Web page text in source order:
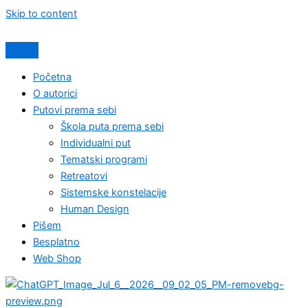
Skip to content
Početna
O autorici
Putovi prema sebi
Škola puta prema sebi
Individualni put
Tematski programi
Retreatovi
Sistemske konstelacije
Human Design
Pišem
Besplatno
Web Shop